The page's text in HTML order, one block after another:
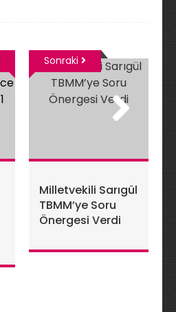
Milletvekili Sarıgül
TBMM’ye Soru
Önergesi Verdi
Sonraki